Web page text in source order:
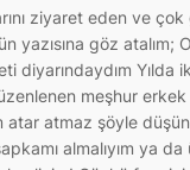
ziyaret eden ve
yazısına göz atalım;
diyarındaydım Yılda
meşhur
atar atmaz şöyle
almalıyım ya